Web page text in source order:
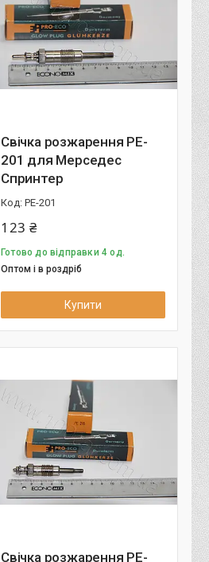
Свічка розжарення PE-
201 для Мерседес
Спринтер
PE-201
123 ₴
Готово до відправки 4 од.
Оптом і в роздріб
Купити
Свічка розжарення PE-